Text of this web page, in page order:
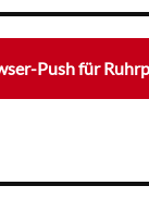
Push für